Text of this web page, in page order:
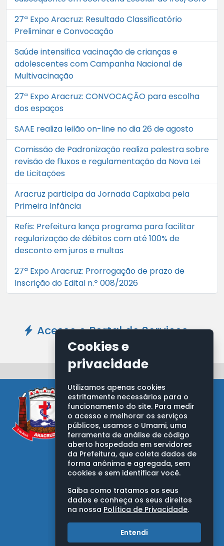
27ª Expo Aracruz: Resultado Classificatório
Preliminar e Convocação
Saúde intensifica vacinação de crianças e
adolescentes com Campanha Nacional de
Multivacinação
27ª Expo Aracruz: CONVOCAÇÃO para escolha
dos espaços
SAAE realiza leilão on-line no dia 26 de agosto
Comissão de Padronização realiza palestra sobre
revisão de fluxos e regulamentação da Nova Lei
de Licitações
Aracruz participa da Jornada Capixaba pela
Primeira Infância
Refis: Prefeitura lança programa para facilitar
regularização de débitos com até 100% de
desconto em juros e multas
27ª Expo Aracruz: Prorrogação de prazo de
Inscrição do Edital n.º 008/2026
Acesse o Portal de Serviços -
Clique Aqui
PREFEITURA MUNICIPAL DE ARACRUZ
Av. Morobá, nº 20, Bairro Morobá
Aracruz/ES - CEP: 29192-733
OUVIDORIA GERAL DO MUNICÍPIO
Telefones:
0800 283 9263
Cookies e
privacidade
Utilizamos apenas cookies
estritamente necessários para o
funcionamento do site. Para medir
o acesso e melhorar os serviços
públicos, usamos o Umami, uma
ferramenta de análise de código
aberto hospedada em servidores
da Prefeitura, que coleta dados de
forma anônima e agregada, sem
cookies e sem identificar você.
Saiba como tratamos os seus
dados e conheça os seus direitos
na nossa Política de Privacidade.
Entendi